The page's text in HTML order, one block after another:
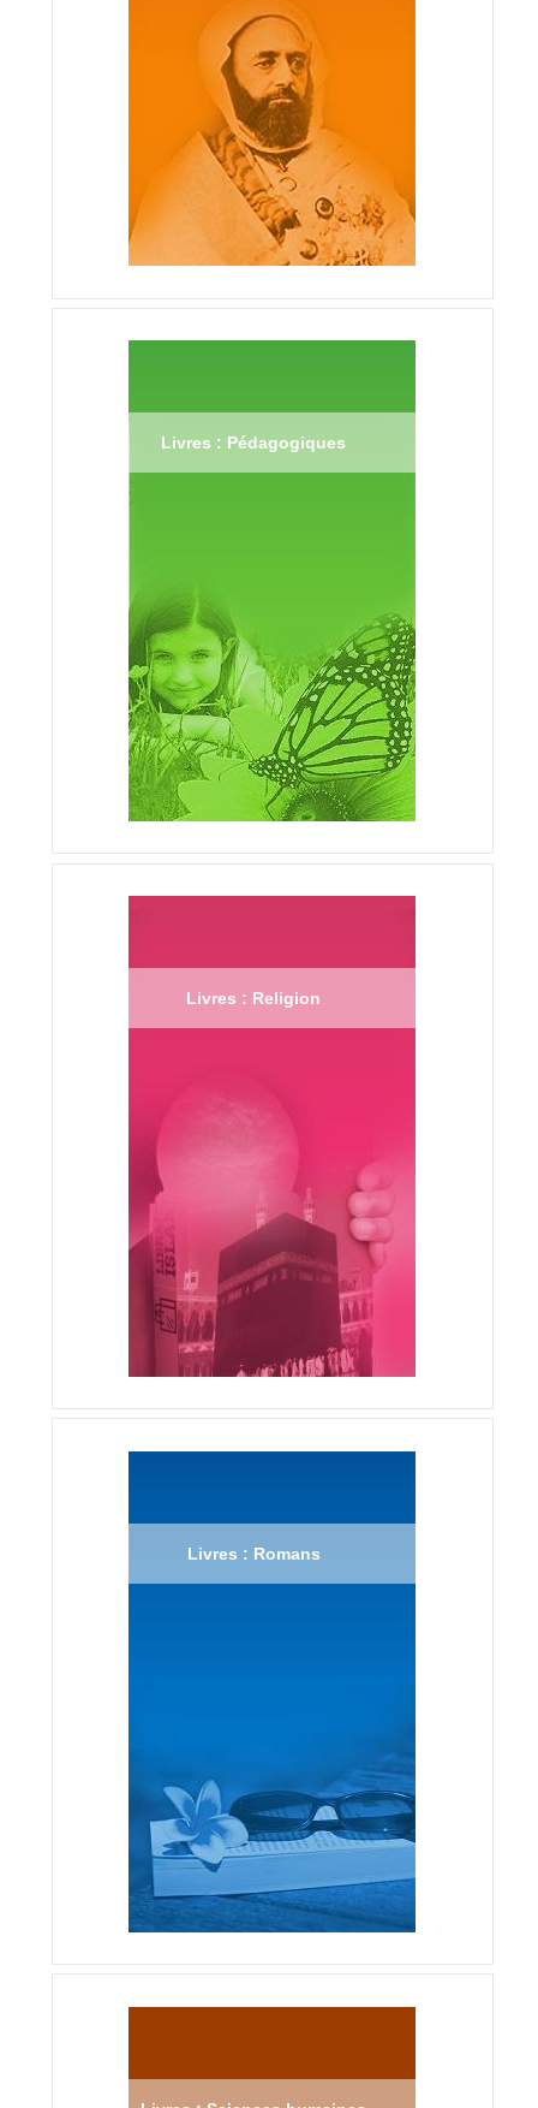
Livres : Pédagogiques
Livres : Religion
Livres : Romans